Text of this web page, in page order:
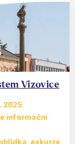
Vizovice
2025
informační
exkurze